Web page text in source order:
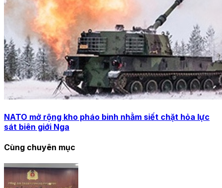
NATO mở rộng kho pháo binh nhằm siết chặt hỏa lực
sát biên giới Nga
Cùng chuyên mục